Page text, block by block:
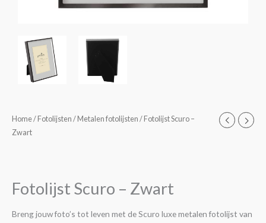
Home/ Fotolijsten / Metalen fotolijsten / Fotolijst Scuro –
Zwart
Fotolijst Scuro – Zwart
Breng jouw foto’s tot leven met de Scuro luxe metalen fotolijst van
Prijsklasse:
€38,85
Fotolijst
Scuro